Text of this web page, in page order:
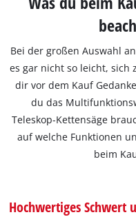
Bei der großen Auswahl
es gar nicht so leicht, sich
dir vor dem Kauf
du das
Teleskop-Kettensäge
auf welche Funktionen
beim
Hochwertiges Schwert